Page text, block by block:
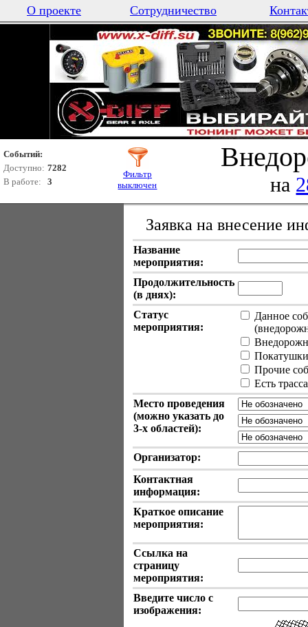
О проекте Сотрудничество
Событий:
Доступно: 7282
В работе:
3
Фильтр
выключен
на
Заявка на внесение
Название
мероприятия:
Продолжительность
(в днях):
Статус
мероприятия:
Данное
Покатушки
Прочие
Есть
Место проведения
(можно указать до
3-х областей):
Организатор:
Контактная
информация:
Краткое описание
мероприятия:
Ссылка на
страницу
мероприятия:
Введите число с
изображения: